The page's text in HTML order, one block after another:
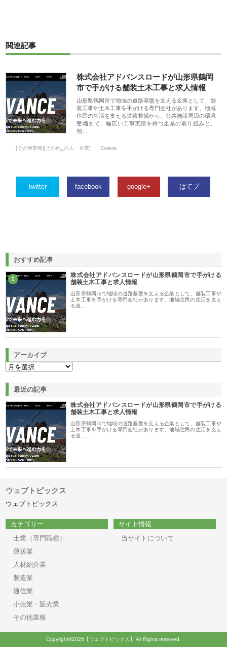
関連記事
株式会社アドバンスロードが山形県鶴岡
市で手がける舗装土木工事と求人情報
山形県鶴岡市で地域の道路基盤を支える企業として、舗
装工事や土木工事を手がける専門会社があります。地域
住民の生活を支える道路整備から、公共施設周辺の環境
整備まで、幅広い工事実績を持つ企業の取り組みと、
地…
[その他業種][その他_法人・企業] 0views
twitter facebook google+ はてブ
おすすめ記事
1
株式会社アドバンスロードが山形県鶴岡市で手がける
舗装土木工事と求人情報
山形県鶴岡市で地域の道路基盤を支える企業として、舗装工事や
土木工事を手がける専門会社があります。地域住民の生活を支え
る道…
アーカイブ
最近の記事
株式会社アドバンスロードが山形県鶴岡市で手がける
舗装土木工事と求人情報
山形県鶴岡市で地域の道路基盤を支える企業として、舗装工事や
土木工事を手がける専門会社があります。地域住民の生活を支え
る道…
ウェブトピックス
ウェブトピックス
カテゴリー
士業（専門職種）
運送業
人材紹介業
製造業
通信業
小売業・販売業
その他業種
サイト情報
当サイトについて
Copyright©2026【ウェブトピックス】 All Rights reserved.